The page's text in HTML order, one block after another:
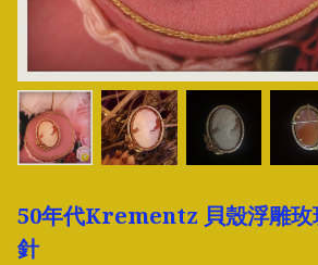
50年代Krementz 貝殼浮雕玫
針